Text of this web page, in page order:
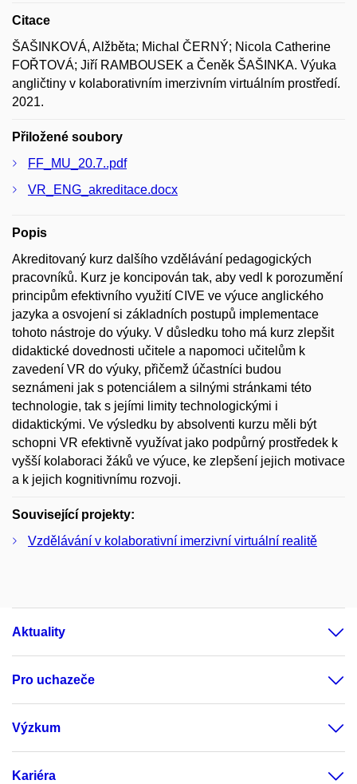
Citace
ŠAŠINKOVÁ, Alžběta; Michal ČERNÝ; Nicola Catherine
FOŘTOVÁ; Jiří RAMBOUSEK a Čeněk ŠAŠINKA. Výuka
angličtiny v kolaborativním imerzivním virtuálním prostředí.
2021.
Přiložené soubory
FF_MU_20.7..pdf
VR_ENG_akreditace.docx
Popis
Akreditovaný kurz dalšího vzdělávání pedagogických
pracovníků. Kurz je koncipován tak, aby vedl k porozumění
principům efektivního využití CIVE ve výuce anglického
jazyka a osvojení si základních postupů implementace
tohoto nástroje do výuky. V důsledku toho má kurz zlepšit
didaktické dovednosti učitele a napomoci učitelům k
zavedení VR do výuky, přičemž účastníci budou
seznámeni jak s potenciálem a silnými stránkami této
technologie, tak s jejími limity technologickými i
didaktickými. Ve výsledku by absolventi kurzu měli být
schopni VR efektivně využívat jako podpůrný prostředek k
vyšší kolaboraci žáků ve výuce, ke zlepšení jejich motivace
a k jejich kognitivnímu rozvoji.
Související projekty:
Vzdělávání v kolaborativní imerzivní virtuální realitě
Aktuality
Pro uchazeče
Výzkum
Kariéra